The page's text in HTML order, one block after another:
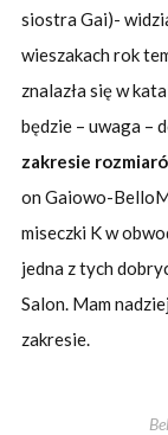
siostra Gai)-
wieszakach rok
znalazła się w
będzie – uwaga –
zakresie
on Gaiowo-
miseczki K w
jedna z tych
Salon. Mam
zakresie.